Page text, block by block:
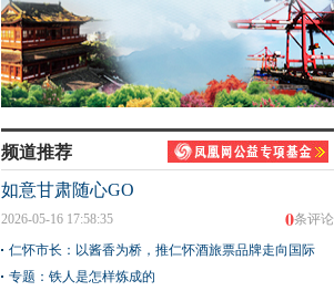
频道推荐
如意甘肃随心GO
0条评论
2026-05-16 17:58:35
仁怀市长：以酱香为桥，推仁怀酒旅票品牌走向国际
专题：铁人是怎样炼成的